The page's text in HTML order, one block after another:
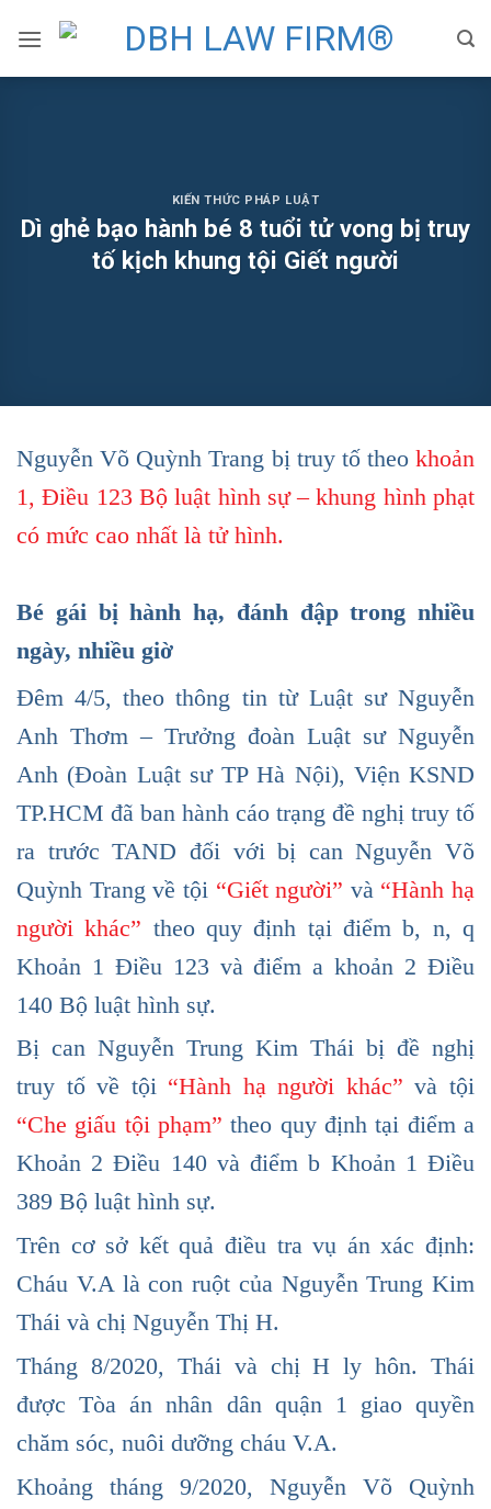
KIẾN THỨC PHÁP LUẬT
Dì ghẻ bạo hành bé 8 tuổi tử vong bị truy
tố kịch khung tội Giết người
Nguyễn Võ Quỳnh Trang bị truy tố theo khoản
1, Điều 123 Bộ luật hình sự – khung hình phạt
có mức cao nhất là tử hình.
Bé gái bị hành hạ, đánh đập trong nhiều
ngày, nhiều giờ
Đêm 4/5, theo thông tin từ Luật sư Nguyễn
Anh Thơm – Trưởng đoàn Luật sư Nguyễn
Anh (Đoàn Luật sư TP Hà Nội), Viện KSND
TP.HCM đã ban hành cáo trạng đề nghị truy tố
ra trước TAND đối với bị can Nguyễn Võ
Quỳnh Trang về tội “Giết người” và “Hành hạ
người khác” theo quy định tại điểm b, n, q
Khoản 1 Điều 123 và điểm a khoản 2 Điều
140 Bộ luật hình sự.
Bị can Nguyễn Trung Kim Thái bị đề nghị
truy tố về tội “Hành hạ người khác” và tội
“Che giấu tội phạm” theo quy định tại điểm a
Khoản 2 Điều 140 và điểm b Khoản 1 Điều
389 Bộ luật hình sự.
Trên cơ sở kết quả điều tra vụ án xác định:
Cháu V.A là con ruột của Nguyễn Trung Kim
Thái và chị Nguyễn Thị H.
Tháng 8/2020, Thái và chị H ly hôn. Thái
được Tòa án nhân dân quận 1 giao quyền
chăm sóc, nuôi dưỡng cháu V.A.
Khoảng tháng 9/2020, Nguyễn Võ Quỳnh